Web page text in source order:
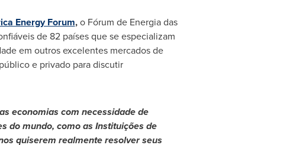
Energy Forum,o Fórum de Energia das
de 82 países que se especializam
em outros excelentes mercados de
e privado para discutir
economias com necessidade de
do mundo, como as Instituições de
quiserem realmente resolver seus